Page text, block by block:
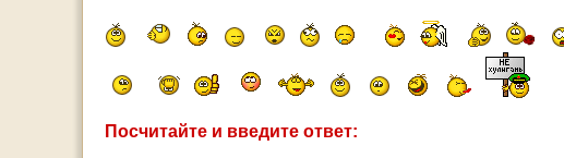
Посчитайте и введите ответ: